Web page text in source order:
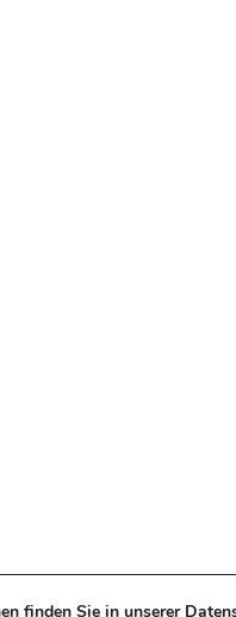
finden Sie in unserer